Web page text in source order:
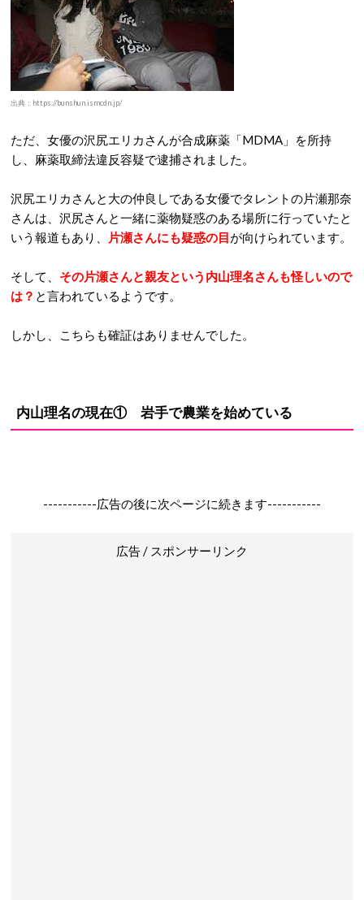
出典：https://bunshun.ismcdn.jp/
ただ、女優の沢尻エリカさんが合成麻薬「MDMA」を所持
し、麻薬取締法違反容疑で逮捕されました。
沢尻エリカさんと大の仲良しである女優でタレントの片瀬那奈
さんは、沢尻さんと一緒に薬物疑惑のある場所に行っていたと
いう報道もあり、
片瀬さんにも疑惑の目が向けられています。
そして、 その片瀬さんと親友という内山理名さんも怪しいので
は？ と言われているようです。
しかし、こちらも確証はありませんでした。
内山理名の現在① 岩手で農業を始めている
-----------広告の後に次ページに続きます-----------
広告 / スポンサーリンク